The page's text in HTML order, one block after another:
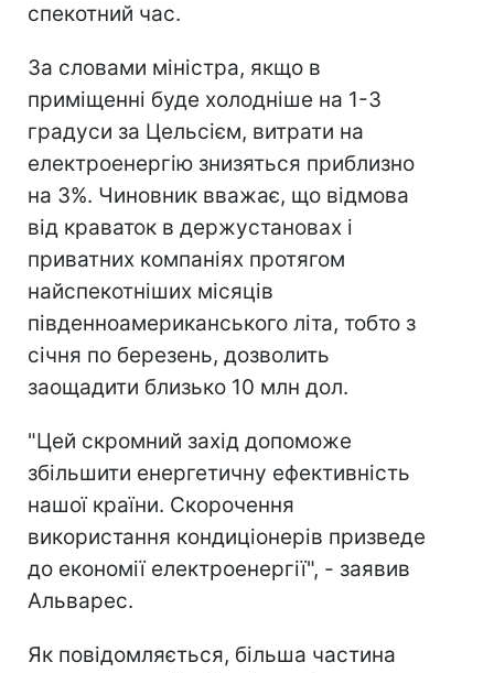
спекотний час.
За словами міністра, якщо в
приміщенні буде холодніше на 1-3
градуси за Цельсієм, витрати на
електроенергію знизяться приблизно
на 3%. Чиновник вважає, що відмова
від краваток в держустановах і
приватних компаніях протягом
найспекотніших місяців
південноамериканського літа, тобто з
січня по березень, дозволить
заощадити близько 10 млн дол.
"Цей скромний захід допоможе
збільшити енергетичну ефективність
нашої країни. Скорочення
використання кондиціонерів призведе
до економії електроенергії", - заявив
Альварес.
Як повідомляється, більша частина